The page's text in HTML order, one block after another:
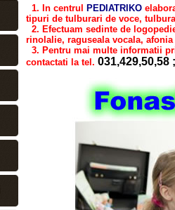
1. In centrul PEDIATRIKO
tipuri de tulburari de voce,
2. Efectuam sedinte de
rinolalie, raguseala vocala, afonia
3. Pentru mai multe informatii
contactati la tel. 031,429,50,58